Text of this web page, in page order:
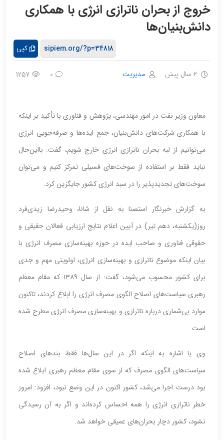
خروج از بحران ناترازی انرژی با همکاری
دانش‌بنیان‌ها
کپی
2 سال پیش مدیریت 0
1257
معاون وزیر نفت در امور مهندسی، پژوهش و فناوری با تأکید بر اینکه
با همکاری شرکت‌های دانش‌بنیان، جمع ایده‌ها و صرفه‌جویی انرژی
می‌توانیم از لبه بحران ناترازی انرژی خارج شویم، گفت: بااین‌حال
نباید فقط بر استفاده از سوخت‌های فسیلی تمرکز کنیم و می‌توان
سوخت‌های تجدیدپذیر را در سبد انرژی کشور جایگزین کرد.
به گزارش خبرنگار استصنا به نقل از شانا، وحیدرضا زیدی‌فرد
روز(یکشنبه، دهم تیر) در آیین اعلام نتایج ارزیابی فعالان حقیقی و
حقوقی فناوری و صاحب ایده در حوزه بهینه‌سازی مصرف انرژی با
بیان اینکه موضوع ناترازی و بهینه‌سازی انرژی، اولویتی مهم و جدی
برای کشور محسوب می‌شود، گفت: از سال ۱۳۸۹ که مقام معظم
رهبری سیاست‌های اصلاح الگوی مصرف انرژی را ابلاغ کردند، تاکنون
موارد بی‌شماری درباره ناترازی و بهینه‌سازی مصرف انرژی مطرح شده
است.
وی با اشاره به اینکه اگر در این سال‌ها فقط بندهای اصلاح
سیاست‌های الگوی مصرف که از سوی مقام معظم رهبری ابلاغ شده
بود درست اجرا می‌شد، کشور اکنون در این وضع نبود، افزود: امروز
خطر ناترازی انرژی را همه احساس کرده‌اند و اگر به آن رسیدگی
نشود، کشور دچار بحران‌های عمیقی خواهد شد.